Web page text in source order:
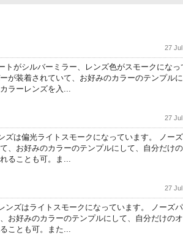
27
がシルバーミラー、レンズ色がスモークになっ
が装着されていて、お好みのカラーのテンプル
ラーレンズを入...
27
は偏光ライトスモークになっています。 ノー
、お好みのカラーのテンプルにして、自分だけ
ることも可。ま...
27
ズはライトスモークになっています。 ノーズ
お好みのカラーのテンプルにして、自分だけの
ことも可。また...